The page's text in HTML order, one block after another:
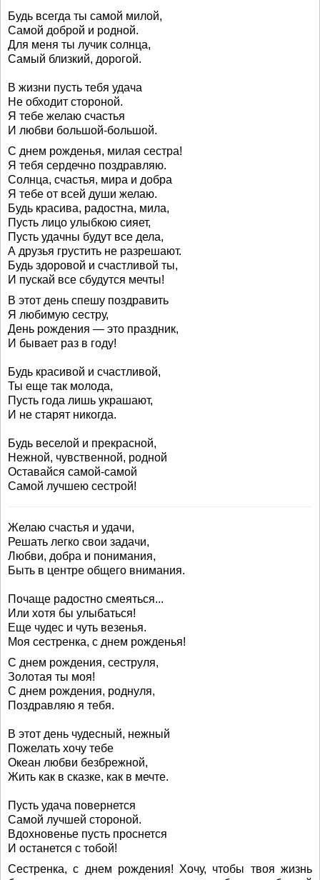
Будь всегда ты самой милой,
Самой доброй и родной.
Для меня ты лучик солнца,
Самый близкий, дорогой.
В жизни пусть тебя удача
Не обходит стороной.
Я тебе желаю счастья
И любви большой-большой.
С днем рожденья, милая сестра!
Я тебя сердечно поздравляю.
Солнца, счастья, мира и добра
Я тебе от всей души желаю.
Будь красива, радостна, мила,
Пусть лицо улыбкою сияет,
Пусть удачны будут все дела,
А друзья грустить не разрешают.
Будь здоровой и счастливой ты,
И пускай все сбудутся мечты!
В этот день спешу поздравить
Я любимую сестру,
День рождения — это праздник,
И бывает раз в году!
Будь красивой и счастливой,
Ты еще так молода,
Пусть года лишь украшают,
И не старят никогда.
Будь веселой и прекрасной,
Нежной, чувственной, родной
Оставайся самой-самой
Самой лучшею сестрой!
Желаю счастья и удачи,
Решать легко свои задачи,
Любви, добра и понимания,
Быть в центре общего внимания.
Почаще радостно смеяться...
Или хотя бы улыбаться!
Еще чудес и чуть везенья.
Моя сестренка, с днем рожденья!
С днем рождения, сеструля,
Золотая ты моя!
С днем рождения, роднуля,
Поздравляю я тебя.
В этот день чудесный, нежный
Пожелать хочу тебе
Океан любви безбрежной,
Жить как в сказке, как в мечте.
Пусть удача повернется
Самой лучшей стороной.
Вдохновенье пусть проснется
И останется с тобой!
Сестренка, с днем рождения! Хочу, чтобы твоя жизнь